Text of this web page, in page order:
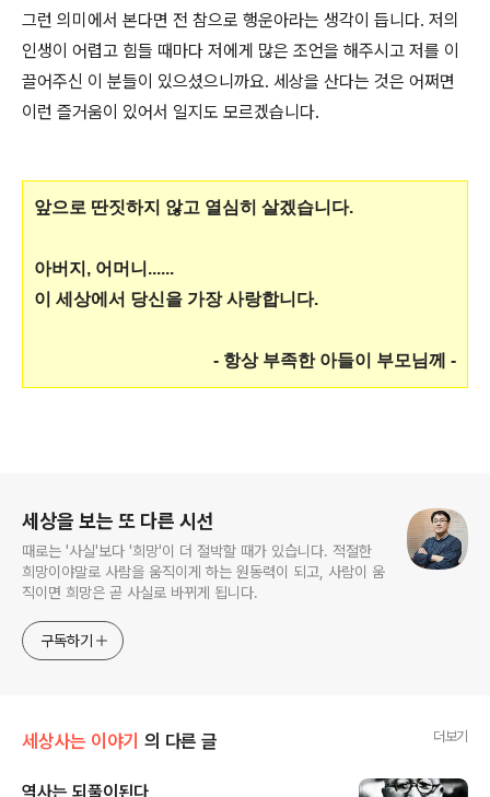
그런 의미에서 본다면 전 참으로 행운아라는 생각이 듭니다. 저의
인생이 어렵고 힘들 때마다 저에게 많은 조언을 해주시고 저를 이
끌어주신 이 분들이 있으셨으니까요. 세상을 산다는 것은 어쩌면
이런 즐거움이 있어서 일지도 모르겠습니다.
앞으로 딴짓하지 않고 열심히 살겠습니다.
아버지, 어머니......
이 세상에서 당신을 가장 사랑합니다.
- 항상 부족한 아들이 부모님께 -
세상을 보는 또 다른 시선
때로는 '사실'보다 '희망'이 더 절박할 때가 있습니다. 적절한
희망이야말로 사람을 움직이게 하는 원동력이 되고, 사람이 움
직이면 희망은 곧 사실로 바뀌게 됩니다.
구독하기
세상사는 이야기 의 다른 글 더보기
역사는 되풀이된다